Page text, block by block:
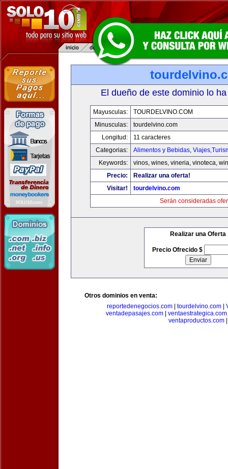
El dueño de este dominio lo
Mayusculas:
TOURDELVINO.COM
Minusculas:
tourdelvino.com
Longitud:
11 caracteres
Categorias:
Alimentos y Bebidas,
Keywords:
vinos, wines, vineria, vinoteca,
Precio:
Realizar una oferta!
Visitar!
tourdelvino.com
Serán consideradas
Realizar una Oferta
Precio Ofrecido $
Otros dominios en venta:
reportedenegocios.com| tourdelvino.com|
ventadepasajes.com
ventaestrategica.com
ventaproductos.com